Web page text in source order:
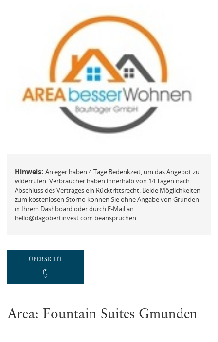
Passwort vergessen und ändern
REGISTRIEREN
Neues Kundenkonto anlegen
oder
Mit der ich.app registrieren
Hinweis: Anleger haben 4 Tage Bedenkzeit, um das Angebot zu
widerrufen. Verbraucher haben innerhalb von 14 Tagen nach
Abschluss des Vertrages ein Rücktrittsrecht. Beide Möglichkeiten
zum kostenlosen Storno können Sie ohne Angabe von Gründen
in Ihrem Dashboard oder durch E-Mail an
hello@dagobertinvest.com beanspruchen.
ÜBERSICHT
Area: Fountain Suites Gmunden